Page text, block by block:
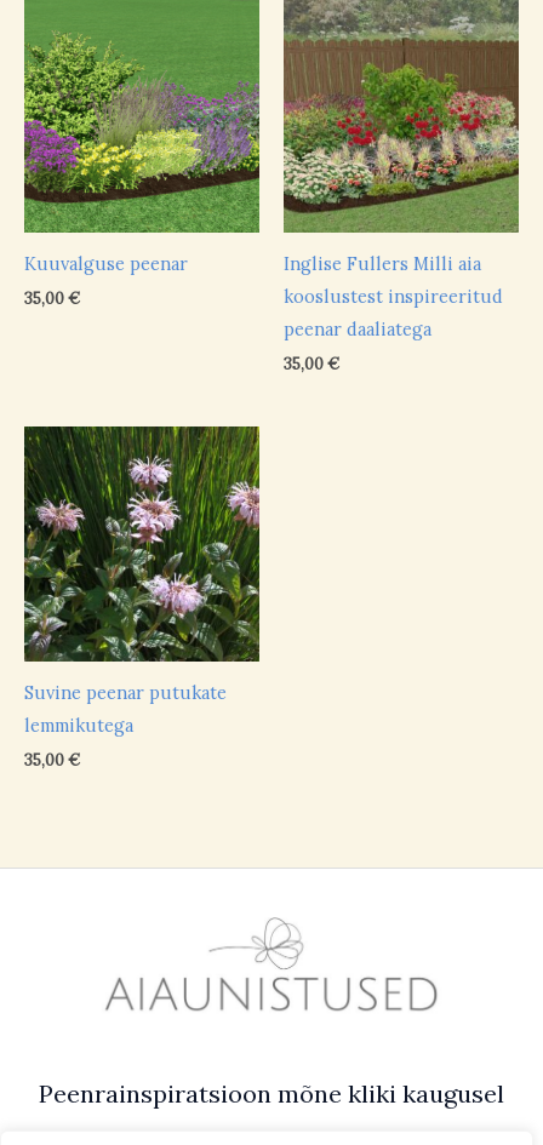
Kuuvalguse peenar
35,00€
Inglise Fullers Milli aia
kooslustest inspireeritud
peenar daaliatega
35,00€
Suvine peenar putukate
lemmikutega
35,00€
Peenrainspiratsioon mõne kliki kaugusel